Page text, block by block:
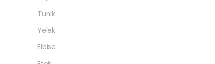
Tunik
Yelek
Elbise